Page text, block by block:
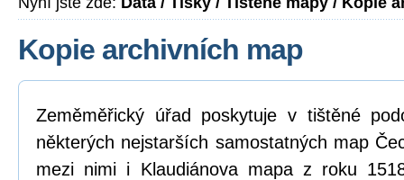
Kopie archivních map
Zeměměřický úřad poskytuje v tištěné
některých nejstarších samostatných map
mezi nimi i Klaudiánova mapa z roku